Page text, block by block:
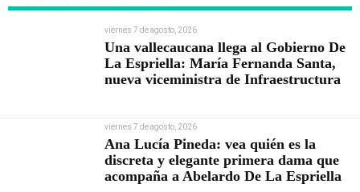
viernes 7 de agosto, 2026
Una vallecaucana llega al Gobierno De
La Espriella: María Fernanda Santa,
nueva viceministra de Infraestructura
viernes 7 de agosto, 2026
Ana Lucía Pineda: vea quién es la
discreta y elegante primera dama que
acompaña a Abelardo De La Espriella